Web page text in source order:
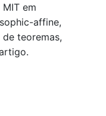
em
affine,
teoremas,